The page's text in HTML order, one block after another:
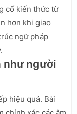
cố kiến thức từ
hơn khi giao
ngữ pháp
như người
hiệu quả. Bài